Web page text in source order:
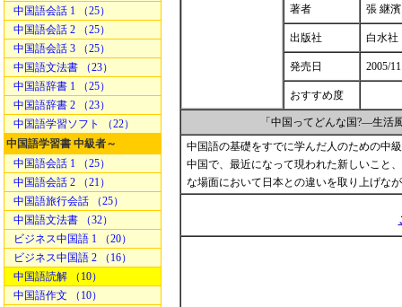
中国語会話 1 （25）
中国語会話 2 （25）
中国語会話 3 （25）
中国語文法書 （23）
中国語辞書 1 （25）
中国語辞書 2 （23）
中国語学習ソフト （22）
中国語学習書 中級者～
中国語会話 1 （25）
中国語会話 2 （21）
中国語旅行会話 （25）
中国語文法書 （32）
ビジネス中国語 1 （20）
ビジネス中国語 2 （16）
中国語読解 （10）
中国語作文 （10）
著者 張 継
出版社 白水社
発売日 2005/11
おすすめ度
「中国ってどんな国?―生
中国語の基礎をすでに学んだ人のための中
中国で、最近になって現われた新しいこと
な場面において日本との違いを取り上げな